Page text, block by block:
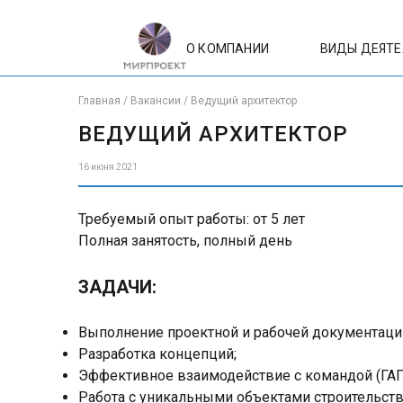
О КОМПАНИИ ВИДЫ
Главная / Вакансии / Ведущий архитектор
ВЕДУЩИЙ АРХИТЕКТОР
16 июня 2021
Требуемый опыт работы: от 5 лет
Полная занятость, полный день
ЗАДАЧИ:
Выполнение проектной и рабочей
Разработка концепций;
Эффективное взаимодействие с командой
Работа с уникальными объектами